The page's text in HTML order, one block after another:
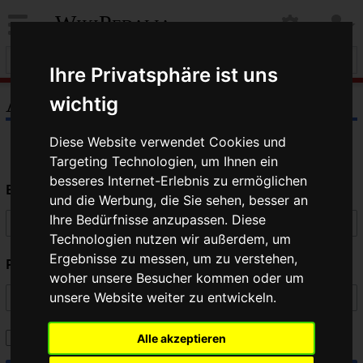
Ihre Privatsphäre ist uns
wichtig
Diese Website verwendet Cookies und
Targeting Technologien, um Ihnen ein
besseres Internet-Erlebnis zu ermöglichen
und die Werbung, die Sie sehen, besser an
Ihre Bedürfnisse anzupassen. Diese
Technologien nutzen wir außerdem, um
Ergebnisse zu messen, um zu verstehen,
woher unsere Besucher kommen oder um
unsere Website weiter zu entwickeln.
Alle akzeptieren
WikiPedalia
Anmelden
Benutzername
Passwort
Angemeldet bleiben